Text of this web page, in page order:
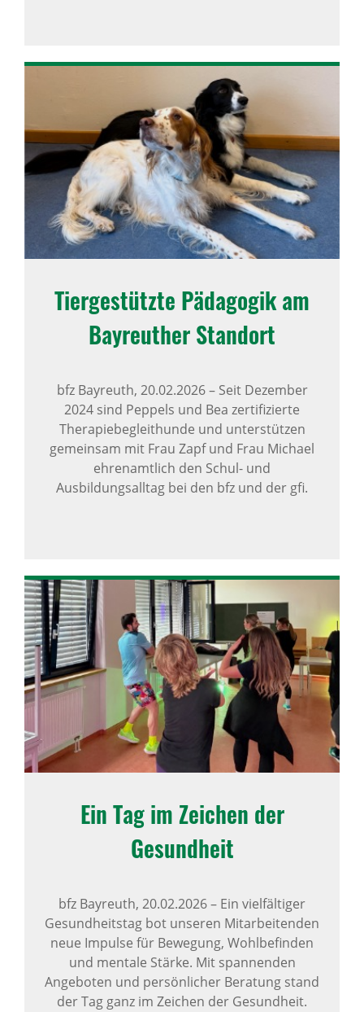
Tier­ge­stützte Pädagogik am
Bayreu­ther Standort
bfz Bayreuth, 20.02.2026–Seit Dezember
2024 sind Peppels und Bea zertifizierte
Therapiebegleithunde und unterstützen
gemeinsam mit Frau Zapf und Frau Michael
ehrenamtlich den Schul- und
Ausbildungsalltag bei den bfz und der gfi.
Ein Tag im Zeichen der
Gesund­heit
bfz Bayreuth, 20.02.2026– Ein vielfältiger
Gesundheitstag bot unseren Mitarbeitenden
neue Impulse für Bewegung, Wohlbefinden
und mentale Stärke. Mit spannenden
Angeboten und persönlicher Beratung stand
der Tag ganz im Zeichen der Gesundheit.